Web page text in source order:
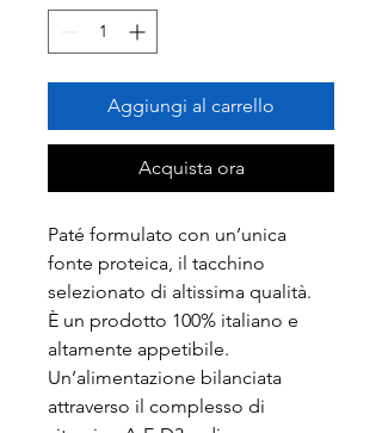
Aggiungi al carrello
Acquista ora
Paté formulato con un’unica
fonte proteica, il tacchino
selezionato di altissima qualità.
È un prodotto 100% italiano e
altamente appetibile.
Un’alimentazione bilanciata
attraverso il complesso di